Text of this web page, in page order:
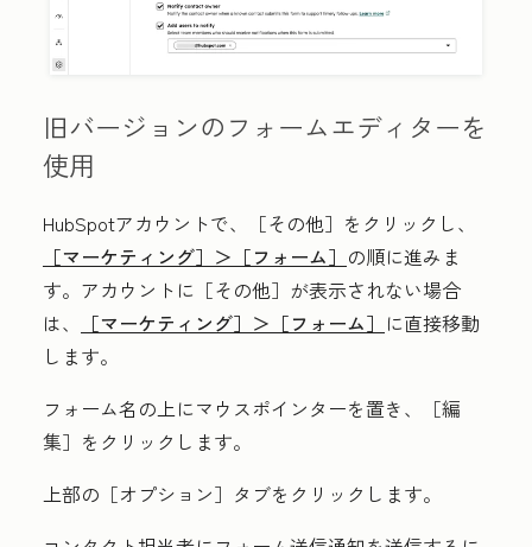
旧バージョンのフォームエディターを
使用
HubSpotアカウントで、
［その他］をクリックし、
［マーケティング］＞ ［フォーム］ の順に進みま
す。アカウントに ［その他］が表示されない場合
は、
［マーケティング］＞ ［フォーム］ に直接移動
します。
フォーム名の上にマウスポインターを置き、［編
集］ をクリックします。
上部の［オプション］ タブをクリックします。